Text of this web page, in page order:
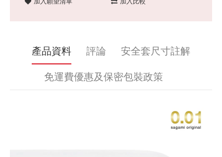
產品資料 評論
安全套尺寸註解
免運費優惠及保密包裝政策